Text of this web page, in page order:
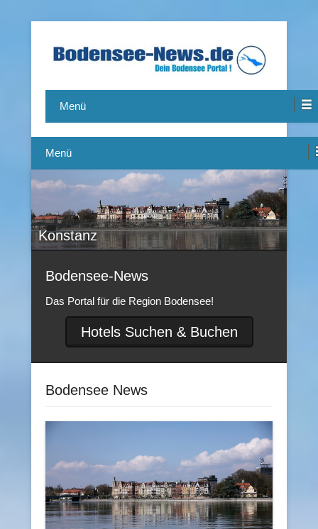
Bodensee-News.de
Menü
Menü
Konstanz
Bodensee-News
Das Portal für die Region Bodensee!
Hotels Suchen & Buchen
Bodensee News